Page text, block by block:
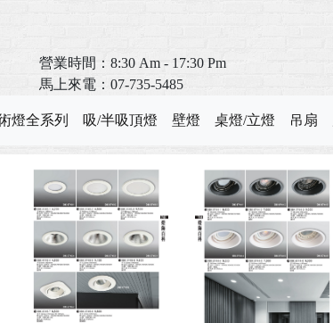
營業時間：8:30 Am - 17:30 Pm
馬上來電：07-735-5485
燈全系列 吸/半吸頂燈 壁燈 桌燈/立燈 吊扇